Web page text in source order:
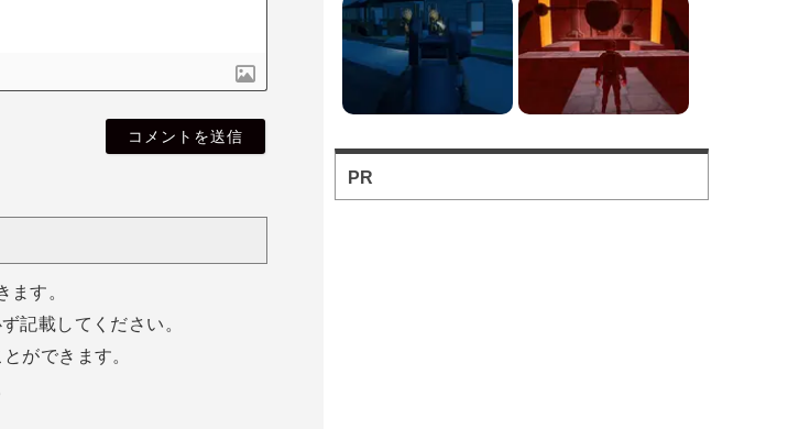
す。
記載してください。
ができます。
ソロとチーム戦を様々...
お手軽に対戦バトルを楽しめる
PR